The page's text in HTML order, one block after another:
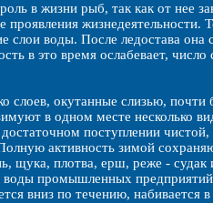
в жизни рыб, так как от нее
жизнедеятельности.
слои воды. После ледостава
в это время ослабевает,
слоев, окутанные слизью,
в одном месте несколько
поступлении
активность зимой
щука, плотва, ерш, реже -
воды промышленных
вниз по течению, набивается